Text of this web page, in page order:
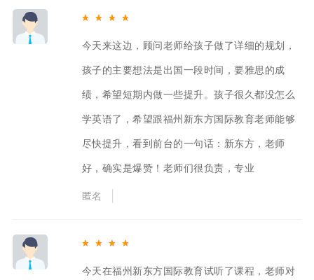
今天来这边，顾问老师给孩子做了详细的规划，
孩子的主要想法是出国一段时间，要雅思的成
绩，希望短期内做一些提升。孩子很久都没怎么
学英语了，希望跟福州新东方国际教育老师能够
尽快提升，看到前台的一句话：新东方，老师
好，确实是爆赞！老师们很负责，专业
匿名
今天在福州新东方国际教育试听了课程，老师对